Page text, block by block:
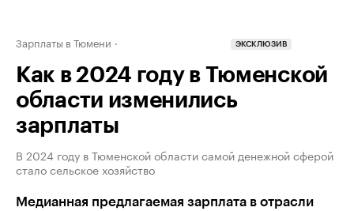
Зарплаты в Тюмени ЭКСКЛЮЗИВ
Как в 2024 году в Тюменской
области изменились
зарплаты
В 2024 году в Тюменской области самой денежной сферой
стало сельское хозяйство
Медианная предлагаемая зарплата в отрасли